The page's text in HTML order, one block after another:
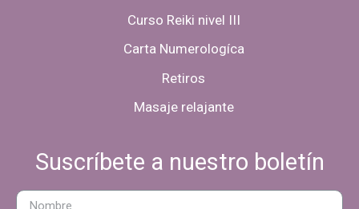
Curso Reiki nivel III
Carta Numerologíca
Retiros
Masaje relajante
Suscríbete a nuestro boletín